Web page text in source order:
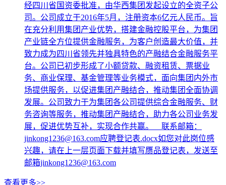
经四川省国资委批准，由华西集团发起设立的全资子公
司。公司成立于2016年5月，注册资本6亿元人民币。旨
在充分利用集团产业优势，搭建金融控股平台，为集团
产业链全方位提供金融服务，为客户创造最大价值，并
致力成为四川省领先并独具特色的产融结合金融服务平
台。公司已初步形成了小额贷款、融资租赁、票据业
务、商业保理、基金管理等业务模式，面向集团内外市
场提供服务，以促进集团产融结合，推动集团全面协调
发展。公司致力于为集团各公司提供综合金融服务、财
务咨询等服务，推动集团产融结合，助力各公司业务发
展，促进优势互补，实现合作共赢。 联系邮箱：
jinkong1236@163.com应聘登记表.docx如您对此岗位感
兴趣，请在上一层页面下载并填写赝品登记表，发送至
邮箱jinkong1236@163.com
查看更多>>